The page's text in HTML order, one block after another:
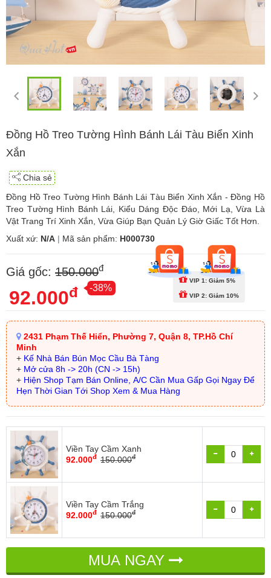
Đồng Hồ Treo Tường Hình Bánh Lái Tàu Biển Xinh
Xắn
Chia sẻ
Đồng Hồ Treo Tường Hình Bánh Lái Tàu Biển Xinh Xắn - Đồng Hồ
Treo Tường Hình Bánh Lái, Kiểu Dáng Độc Đáo, Mới Lạ, Vừa Là
Vật Trang Trí Xinh Xắn, Vừa Giúp Bạn Quản Lý Giờ Giấc Tốt Hơn.
Xuất xứ: N/A | Mã sản phẩm: H000730
Giá gốc: 150.000đ
92.000đ -38%
VIP 1: Giảm 5%
VIP 2: Giảm 10%
2431 Phạm Thế Hiển, Phường 7, Quận 8, TP.Hồ Chí
Minh
+ Kế Nhà Bán Bún Mọc Cầu Bà Tàng
+ Mở cửa 8h -> 20h (CN -> 15h)
+ Hiện Shop Tạm Bán Online, A/C Cần Mua Gấp Gọi Ngay Để
Hẹn Thời Gian Tới Shop Xem & Mua Hàng
Viền Tay Cầm Xanh
92.000đ 150.000đ
Viền Tay Cầm Trắng
92.000đ 150.000đ
MUA NGAY